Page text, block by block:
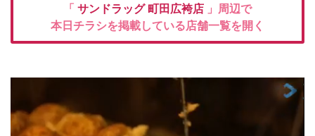
「 サンドラッグ町田広袴店 」周辺で
本日チラシを掲載している店舗一覧を開く